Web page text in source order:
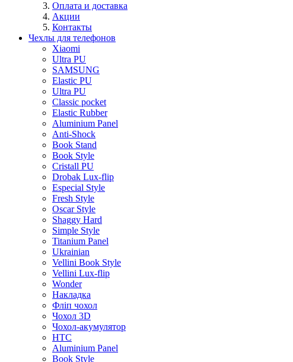
Оплата и доставка
Акции
Контакты
Чехлы для телефонов
Xiaomi
Ultra PU
SAMSUNG
Elastic PU
Ultra PU
Classic pocket
Elastic Rubber
Aluminium Panel
Anti-Shock
Book Stand
Book Style
Cristall PU
Drobak Lux-flip
Especial Style
Fresh Style
Oscar Style
Shaggy Hard
Simple Style
Titanium Panel
Ukrainian
Vellini Book Style
Vellini Lux-flip
Wonder
Накладка
Фліп чохол
Чохол 3D
Чохол-акумулятор
HTC
Aluminium Panel
Book Style